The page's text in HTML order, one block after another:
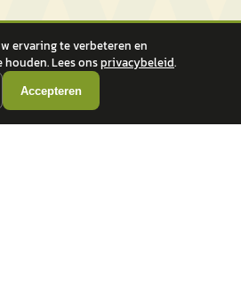
ervaring te verbeteren en
Lees onsprivacybeleid.
Accepteren